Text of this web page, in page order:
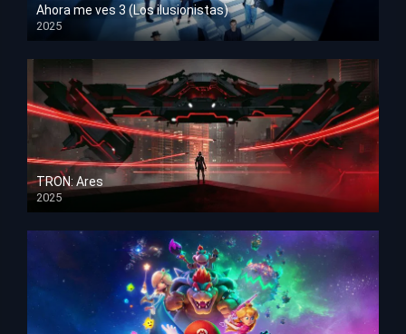
Ahora me ves 3 (Los ilusionistas)
2025
HD 1080p
TRON: Ares
2025
HD 1080p